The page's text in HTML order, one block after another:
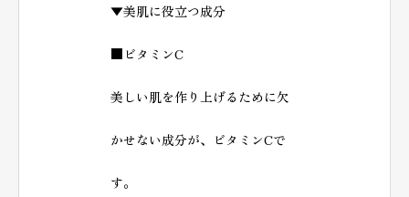
▼美肌に役立つ成分
■ビタミンC
美しい肌を作り上げるために欠
かせない成分が、ビタミンCで
す。